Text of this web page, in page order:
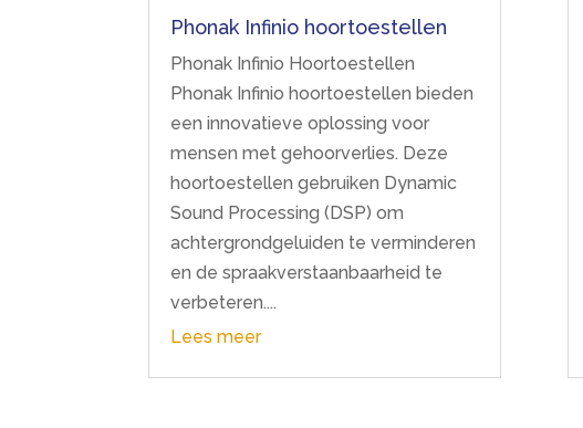
Phonak Infinio hoortoestellen
Phonak Infinio Hoortoestellen
Phonak Infinio hoortoestellen bieden
een innovatieve oplossing voor
mensen met gehoorverlies. Deze
hoortoestellen gebruiken Dynamic
Sound Processing (DSP) om
achtergrondgeluiden te verminderen
en de spraakverstaanbaarheid te
verbeteren....
Lees meer